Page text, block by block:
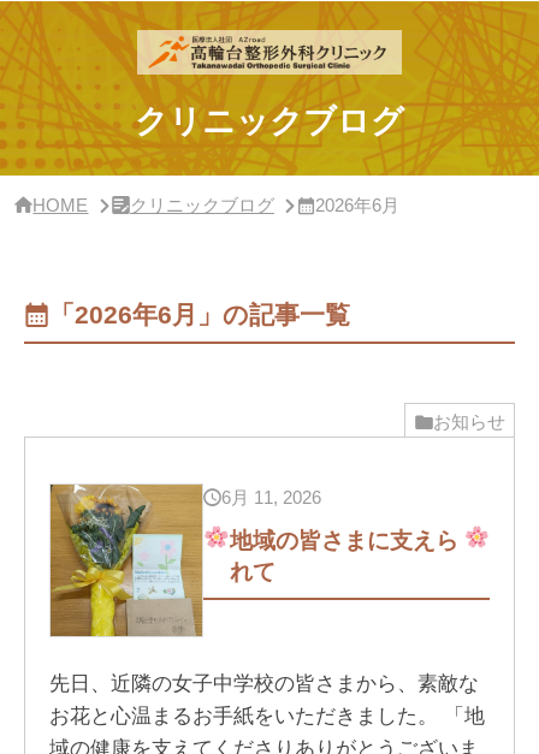
サ
イ
ド
バ
ー・
ク
リ
ニ
クリニックブログ
HOME クリニックブログ 2026年6月
「2026年6月」の記事一覧
お知らせ
6月 11, 2026
地域の皆さまに支えら
れて
先日、近隣の女子中学校の皆さまから、素敵な
お花と心温まるお手紙をいただきました。 「地
域の健康を支えてくださりありがとうございま